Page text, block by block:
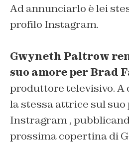
Ad annunciarlo è lei
profilo Instagram.
Gwyneth Paltrow
suo amore per Brad
produttore televisivo. A
la stessa attrice sul suo
Instragram ,
prossima copertina di